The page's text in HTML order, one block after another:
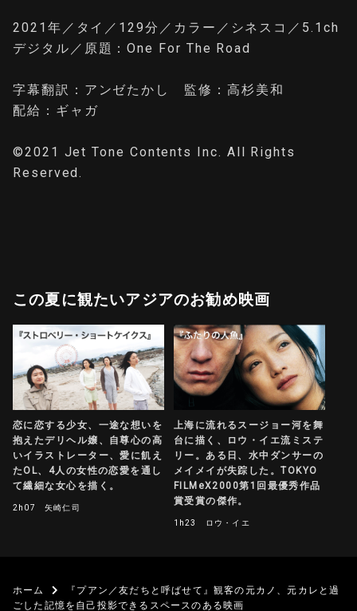
2021年／タイ／129分／カラー／シネスコ／5.1ch
デジタル／原題：One For The Road
字幕翻訳：アンゼたかし 監修：高杉美和
配給：ギャガ
©2021 Jet Tone Contents Inc. All Rights
Reserved.
この夏に観たいアジアのお勧め映画
恋に恋する少女、一途な想いを
抱えたデリヘル嬢、自尊心の高
いイラストレーター、愛に飢え
たOL、4人の女性の恋愛を通し
て繊細な女心を描く。
2h07 矢崎仁司
上海に流れるスージョー河を舞
台に描く、ロウ・イエ流ミステ
リー。ある日、水中ダンサーの
メイメイが失踪した。TOKYO
FILMeX2000第1回最優秀作品
賞受賞の傑作。
1h23 ロウ・イエ
ホーム
『プアン／友だちと呼ばせて』観客の元カノ、元カレと過
ごした記憶を自己投影できるスペースのある映画